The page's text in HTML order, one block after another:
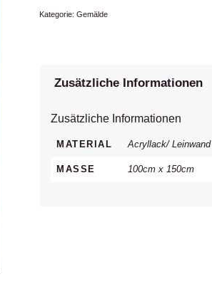
Kategorie:Gemälde
Zusätzliche Informationen
Zusätzliche Informationen
MATERIAL Acryllack/ Leinwand
MASSE 100cm x 150cm